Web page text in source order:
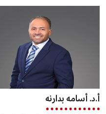
د. اسامة أبو شرخ